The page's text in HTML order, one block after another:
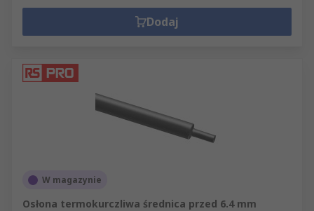
Dodaj
W magazynie
Osłona termokurczliwa średnica przed 6.4 mm